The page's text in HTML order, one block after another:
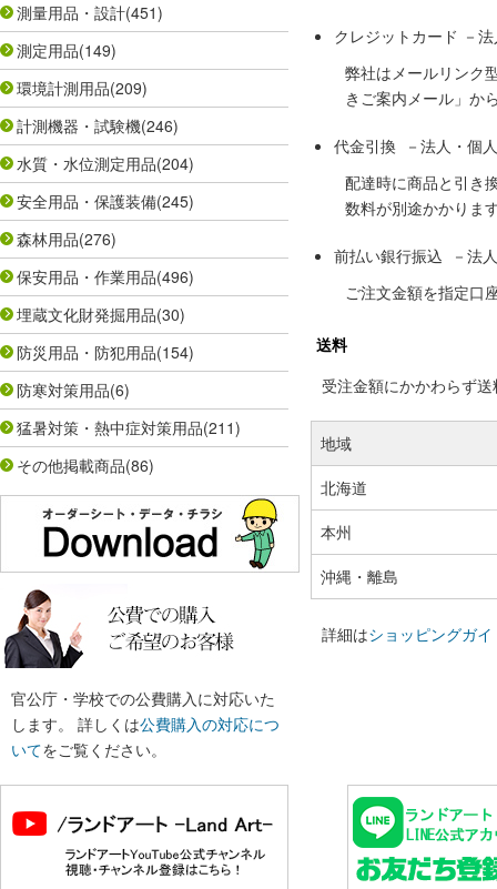
測量用品・設計(451)
測定用品(149)
環境計測用品(209)
計測機器・試験機(246)
水質・水位測定用品(204)
安全用品・保護装備(245)
森林用品(276)
保安用品・作業用品(496)
埋蔵文化財発掘用品(30)
防災用品・防犯用品(154)
防寒対策用品(6)
猛暑対策・熱中症対策用品(211)
その他掲載商品(86)
官公庁・学校での公費購入に対応いた
します。 詳しくは公費購入の対応につ
いてをご覧ください。
クレジットカード －
弊社はメールリンク
きご案内メール」か
代金引換 －法人・個
配達時に商品と引き
数料が別途かかりま
前払い銀行振込 －法
ご注文金額を指定口
送料
受注金額にかかわらず
地域
北海道
本州
沖縄・離島
詳細はショッピングガイ